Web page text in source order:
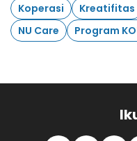
Koperasi
Kreatifitas
NU Care
Program